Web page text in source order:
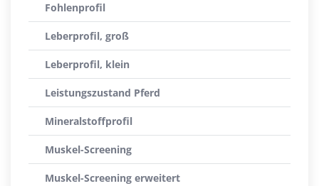
Fohlenprofil
Leberprofil, groß
Leberprofil, klein
Leistungszustand Pferd
Mineralstoffprofil
Muskel-Screening
Muskel-Screening erweitert